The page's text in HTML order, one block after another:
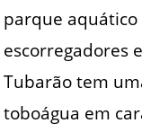
parque
escorregadores
Tubarão tem
toboágua em